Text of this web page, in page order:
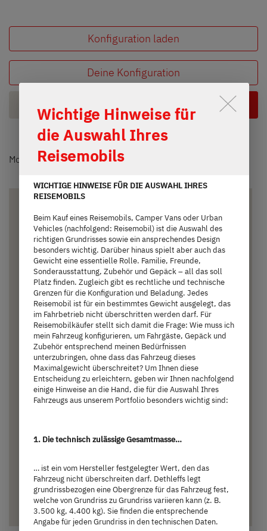
Konfiguration laden
Deine Konfiguration
Modell auswählen
T 45
76.490,– €
Preis aba)
2 - 3 Personen
Schlafplätze
Länge Technisch zulässige Gesamtmasse
Ausgewählt
Durch Scrolling wird der
Wichtige Hinweise für
die Auswahl Ihres
Reisemobils
WICHTIGE HINWEISE FÜR DIE AUSWAHL IHRES
REISEMOBILS
Beim Kauf eines Reisemobils, Camper Vans oder Urban
Vehicles (nachfolgend: Reisemobil) ist die Auswahl des
richtigen Grundrisses sowie ein ansprechendes Design
besonders wichtig. Darüber hinaus spielt aber auch das
Gewicht eine essentielle Rolle. Familie, Freunde,
Sonderausstattung, Zubehör und Gepäck – all das soll
Platz finden. Zugleich gibt es rechtliche und technische
Grenzen für die Konfiguration und Beladung. Jedes
Reisemobil ist für ein bestimmtes Gewicht ausgelegt, das
im Fahrbetrieb nicht überschritten werden darf. Für
Reisemobilkäufer stellt sich damit die Frage: Wie muss ich
mein Fahrzeug konfigurieren, um Fahrgäste, Gepäck und
Zubehör entsprechend meinen Bedürfnissen
unterzubringen, ohne dass das Fahrzeug dieses
Maximalgewicht überschreitet? Um Ihnen diese
Entscheidung zu erleichtern, geben wir Ihnen nachfolgend
einige Hinweise an die Hand, die für die Auswahl Ihres
Fahrzeugs aus unserem Portfolio besonders wichtig sind:
1. Die technisch zulässige Gesamtmasse…
… ist ein vom Hersteller festgelegter Wert, den das
Fahrzeug nicht überschreiten darf. Dethleffs legt
grundrissbezogen eine Obergrenze für das Fahrzeug fest,
welche von Grundriss zu Grundriss variieren kann (z. B.
3.500 kg, 4.400 kg). Sie finden die entsprechende
Angabe für jeden Grundriss in den technischen Daten.